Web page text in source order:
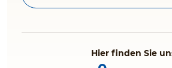
Hier finden Sie